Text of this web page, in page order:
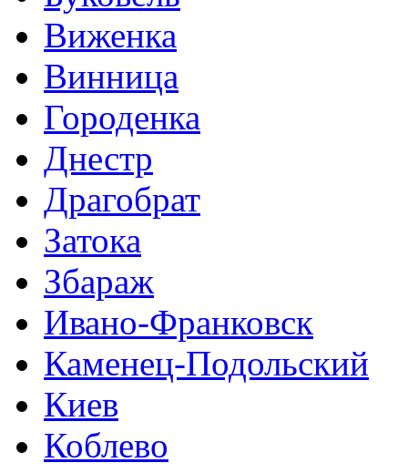
Виженка
Винница
Городенка
Днестр
Драгобрат
Затока
Збараж
Ивано-Франковск
Каменец-Подольский
Киев
Коблево